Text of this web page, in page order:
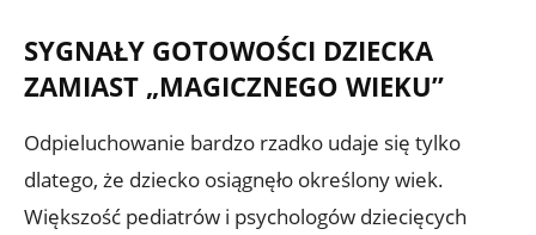
SYGNAŁY GOTOWOŚCI DZIECKA
ZAMIAST „MAGICZNEGO WIEKU”
Odpieluchowanie bardzo rzadko udaje się tylko
dlatego, że dziecko osiągnęło określony wiek.
Większość pediatrów i psychologów dziecięcych